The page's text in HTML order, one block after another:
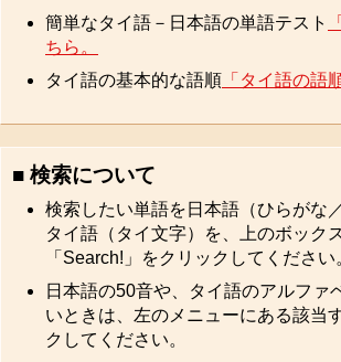
簡単なタイ語－日本語の単語テスト
ちら。
タイ語の基本的な語順 「タイ語の語
■ 検索について
検索したい単語を日本語（ひらがな
タイ語（タイ文字）を、上のボック
「Search!」をクリックしてください
日本語の50音や、タイ語のアルファ
いときは、左のメニューにある該当
クしてください。